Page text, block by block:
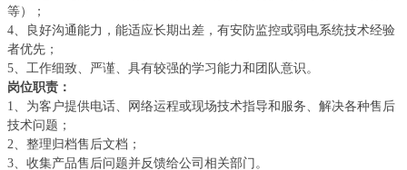
等）；
4、良好沟通能力，能适应长期出差，有安防监控或弱电系统技术经验
者优先；
5、工作细致、严谨、具有较强的学习能力和团队意识。
岗位职责：
1、为客户提供电话、网络运程或现场技术指导和服务、解决各种售后
技术问题；
2、整理归档售后文档；
3、收集产品售后问题并反馈给公司相关部门。